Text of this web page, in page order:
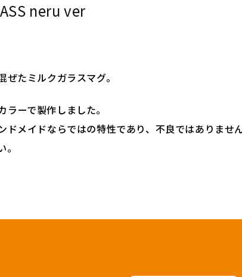
neru ver
たミルクガラスマグ。
ーで製作しました。
メイドならではの特性であり、不良ではありませ